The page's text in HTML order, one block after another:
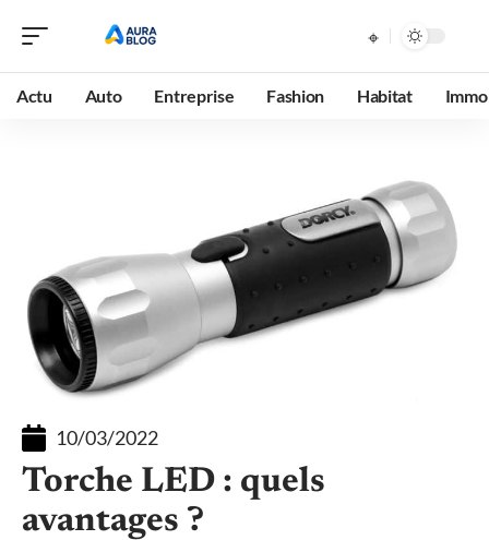
Actu Auto Entreprise Fashion Habitat
10/03/2022
Torche LED : quels
avantages ?